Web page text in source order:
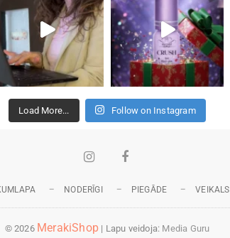
Load More... Follow on Instagram
InstagramFacebook
NODERĪGI PIEGĀDE VEIKALS
© 2026 MerakiShop | Lapu veidoja: Media Guru